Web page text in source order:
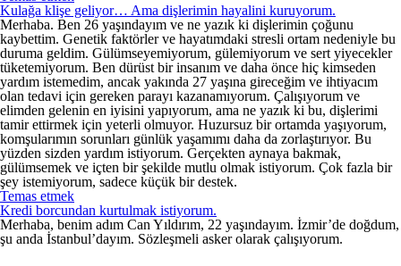
Kulağa klişe geliyor… Ama dişlerimin hayalini kuruyorum.
Merhaba. Ben 26 yaşındayım ve ne yazık ki dişlerimin çoğunu
kaybettim. Genetik faktörler ve hayatımdaki stresli ortam nedeniyle bu
duruma geldim. Gülümseyemiyorum, gülemiyorum ve sert yiyecekler
tüketemiyorum. Ben dürüst bir insanım ve daha önce hiç kimseden
yardım istemedim, ancak yakında 27 yaşına gireceğim ve ihtiyacım
olan tedavi için gereken parayı kazanamıyorum. Çalışıyorum ve
elimden gelenin en iyisini yapıyorum, ama ne yazık ki bu, dişlerimi
tamir ettirmek için yeterli olmuyor. Huzursuz bir ortamda yaşıyorum,
komşularımın sorunları günlük yaşamımı daha da zorlaştırıyor. Bu
yüzden sizden yardım istiyorum. Gerçekten aynaya bakmak,
gülümsemek ve içten bir şekilde mutlu olmak istiyorum. Çok fazla bir
şey istemiyorum, sadece küçük bir destek.
Temas etmek
Kredi borcundan kurtulmak istiyorum.
Merhaba, benim adım Can Yıldırım, 22 yaşındayım. İzmir’de doğdum,
şu anda İstanbul’dayım. Sözleşmeli asker olarak çalışıyorum.